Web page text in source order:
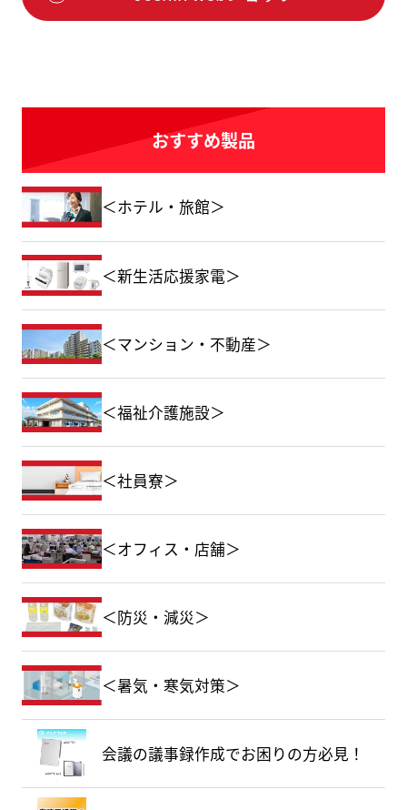
おすすめ製品
＜ホテル・旅館＞
＜新生活応援家電＞
＜マンション・不動産＞
＜福祉介護施設＞
＜社員寮＞
＜オフィス・店舗＞
＜防災・減災＞
＜暑気・寒気対策＞
会議の議事録作成でお困りの方必見！